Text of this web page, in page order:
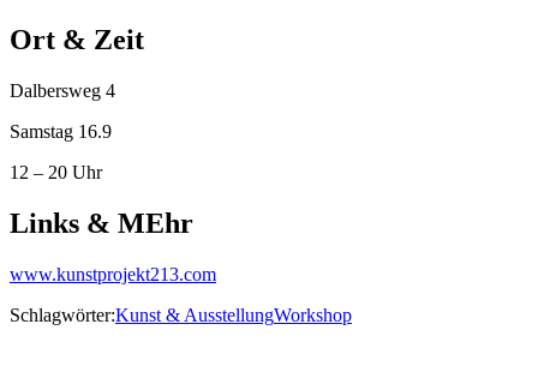
Ort & Zeit
Dalbersweg 4
Samstag 16.9
12 – 20 Uhr
Links & MEhr
www.kunstprojekt213.com
Schlagwörter:Kunst & AusstellungWorkshop